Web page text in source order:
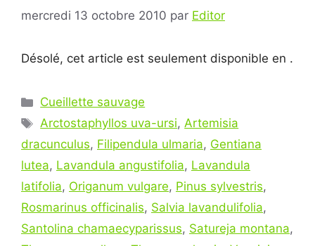
mercredi 13 octobre 2010 par Editor
Désolé, cet article est seulement disponible en .
Catégories
Cueillette sauvage
Étiquettes
Arctostaphyllos uva-ursi,Artemisia
dracunculus, Filipendula ulmaria, Gentiana
lutea, Lavandula angustifolia, Lavandula
latifolia, Origanum vulgare, Pinus sylvestris,
Rosmarinus officinalis, Salvia lavandulifolia,
Santolina chamaecyparissus, Satureja montana,